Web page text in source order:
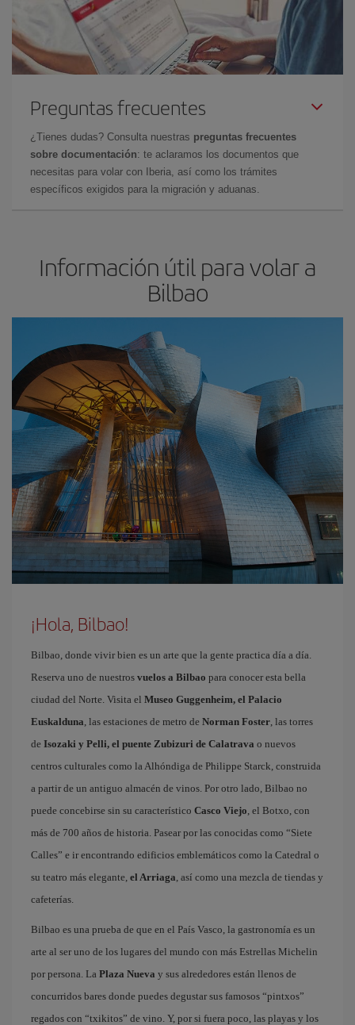
Preguntas frecuentes
¿Tienes dudas? Consulta nuestras preguntas frecuentes
sobre documentación: te aclaramos los documentos que
necesitas para volar con Iberia, así como los trámites
específicos exigidos para la migración y aduanas.
Información útil para volar a
Bilbao
¡Hola, Bilbao!
Bilbao, donde vivir bien es un arte que la gente practica día a día.
Reserva uno de nuestros vuelos a Bilbao para conocer esta bella
ciudad del Norte. Visita el Museo Guggenheim, el Palacio
Euskalduna, las estaciones de metro de Norman Foster, las torres
de Isozaki y Pelli, el puente Zubizuri de Calatrava o nuevos
centros culturales como la Alhóndiga de Philippe Starck, construida
a partir de un antiguo almacén de vinos. Por otro lado, Bilbao no
puede concebirse sin su característico Casco Viejo, el Botxo, con
más de 700 años de historia. Pasear por las conocidas como “Siete
Calles” e ir encontrando edificios emblemáticos como la Catedral o
su teatro más elegante, el Arriaga, así como una mezcla de tiendas y
cafeterías.
Bilbao es una prueba de que en el País Vasco, la gastronomía es un
arte al ser uno de los lugares del mundo con más Estrellas Michelin
por persona. La Plaza Nueva y sus alrededores están llenos de
concurridos bares donde puedes degustar sus famosos “pintxos”
regados con “txikitos” de vino. Y, por si fuera poco, las playas y los